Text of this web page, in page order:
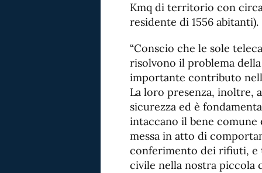
Kmq di territorio con
residente di 1556 abitanti).
“Conscio che le sole
risolvono il problema
importante contributo
La loro presenza, inoltre,
sicurezza ed è
intaccano il bene
messa in atto di
conferimento dei rifiuti, e
civile nella nostra piccola